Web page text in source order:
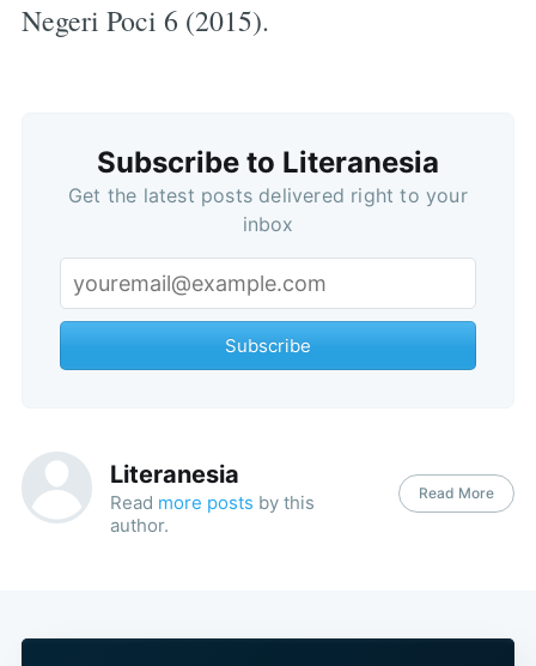
Negeri Poci 6 (2015).
Subscribe to Literanesia
Get the latest posts delivered right to your
inbox
Subscribe
Literanesia
Read more posts by this
author.
Read More
Subscribe